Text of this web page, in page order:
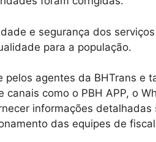
e segurança dos
para a população.
agentes da BHTrans e
como o PBH APP, o
informações detalhadas
das equipes de